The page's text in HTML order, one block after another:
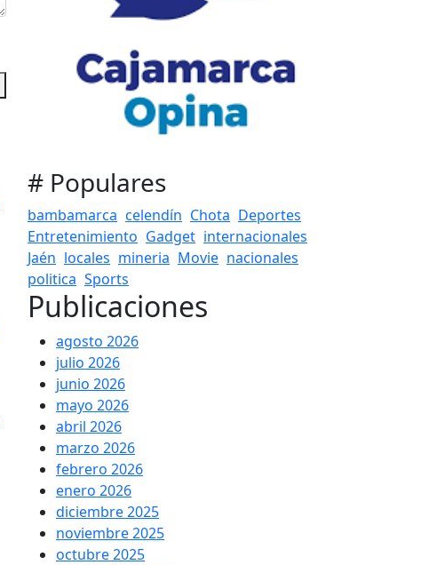
# Populares
bambamarca celendín Chota Deportes
Entretenimiento Gadget internacionales
Jaén locales mineria Movie nacionales
politica Sports
Publicaciones
agosto 2026
julio 2026
junio 2026
mayo 2026
abril 2026
marzo 2026
febrero 2026
enero 2026
diciembre 2025
noviembre 2025
octubre 2025